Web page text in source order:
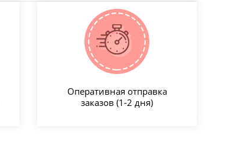
Оперативная отправка
заказов (1-2 дня)